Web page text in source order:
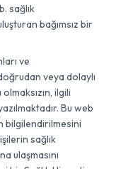
sağlık
bağımsız bir
ve
veya dolaylı
ilgili
Bu web
bilgilendirilmesini
sağlık
ulaşmasını